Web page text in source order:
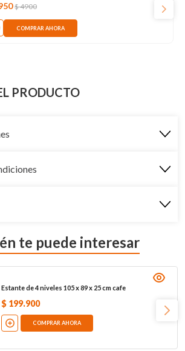
$4900
COMPRAR AHORA
PRODUCTO
te puede interesar
Estante de 4 niveles 105 x 89 x 25 cm cafe
$ 199.900
COMPRAR AHORA